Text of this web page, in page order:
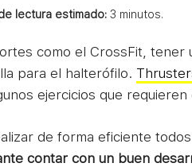
lectura estimado: 3 minutos.
como el CrossFit,
para el halterófilo.
ejercicios que
de forma eficiente
contar con un buen